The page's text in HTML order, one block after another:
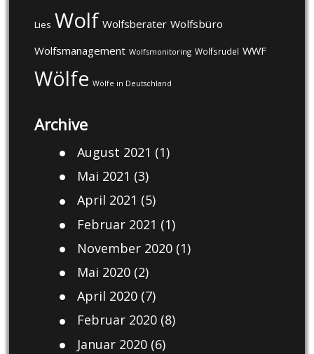
Lies Wolf Wolfsberater Wolfsbüro
Wolfsmanagement Wolfsmonitoring Wolfsrudel WWF
Wölfe Wölfe in Deutschland
Archive
August 2021 (1)
Mai 2021 (3)
April 2021 (5)
Februar 2021 (1)
November 2020(1)
Mai 2020(2)
April 2020(7)
Februar 2020(8)
Januar 2020(6)